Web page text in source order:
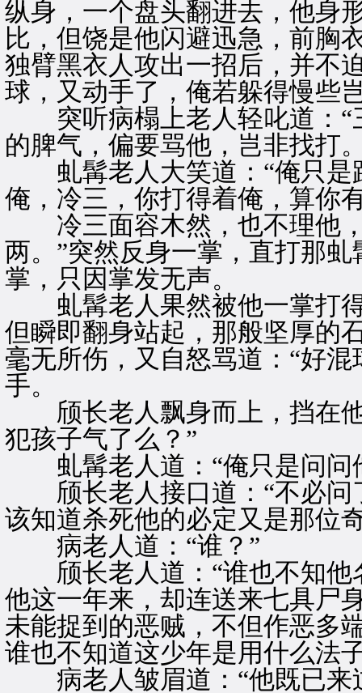
纵身，一个盘头翻进去，他身
比，但饶是他闪避迅急，前胸
独臂黑衣人攻出一招后，并不
球，又动手了，俺若躲得慢
突听病榻上老人轻叱道：“
的脾气，偏要骂他，岂非找打
虬髯老人大笑道：“俺只是
俺，冷三，你打得着俺，算你
冷三面容木然，也不理他，
两。”突然反身一掌，直打那
掌，只因掌发无声。
虬髯老人果然被他一掌打得
但瞬即翻身站起，那般坚厚的
毫无所伤，又自怒骂道：“好
手。
颀长老人飘身而上，挡在他
犯孩子气了么？”
虬髯老人道：“俺只是问
颀长老人接口道：“不必问
该知道杀死他的必定又是那位
病老人道：“谁？”
颀长老人道：“谁也不知他
他这一年来，却连送来七具尸
未能捉到的恶贼，不但作恶多
谁也不知道这少年是用什么法
病老人皱眉道：“他既已来